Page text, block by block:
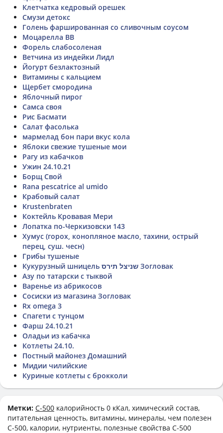
Клетчатка кедровый орешек
Смузи детокс
Голень фаршированная со сливочным соусом
Моцарелла ВВ
Форель слабосоленая
Ветчина из индейки Лидл
Йогурт безлактозный
Витамины с кальцием
Щербет смородина
Яблочный пирог
Самса своя
Рис Басмати
Салат фасолька
мармелад бон пари вкус кола
Яблоки свежие тушеные мои
Рагу из кабачков
Ужин 24.10.21
Борщ Свой
Rana pescatrice al umido
Крабовый салат
Krustenbraten
Коктейль Кровавая Мери
Лопатка по-Черкизовски 143
Хумус (горох, конопляное масло, тахини, острый
перец, суш. чесн)
Грибы тушеные
Кукурузный шницель שניצל תירס Зогловак
Азу по татарски с тыквой
Варенье из абрикосов
Сосиски из магазина Зогловак
Rx omega 3
Спагети с тунцом
Фарш 24.10.21
Оладьи из кабачка
Котлеты 24.10.
Постный майонез Домашний
Мидии чилийские
Куриные котлеты с брокколи
Метки: C-500 калорийность 0 кКал, химический состав,
питательная ценность, витамины, минералы, чем полезен
C-500, калории, нутриенты, полезные свойства C-500